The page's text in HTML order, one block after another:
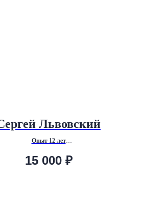
Львовский
Опыт 12 лет
коучинг, карьерный коучинг.
15 000 ₽